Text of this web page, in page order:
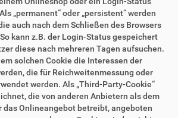
„permanent“ oder „persistent“ werden
auch nach dem Schließen des Browsers
kann z.B. der Login-Status gespeichert
diese nach mehreren Tagen aufsuchen.
solchen Cookie die Interessen der
die für Reichweitenmessung oder
werden. Als „Third-Party-Cookie“
die von anderen Anbietern als dem
das Onlineangebot betreibt, angeboten